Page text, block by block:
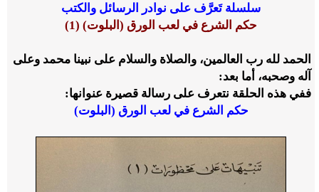
سلسلة تَعرَّف على نوادر الرسائل والكتب
حكم الشرع في لعب الورق (البلوت) (1)
الحمد لله رب العالمين، والصلاة والسلام على نبينا محمد وعلى
آله وصحبه، أما بعد:
ففي هذه الحلقة نتعرف على رسالة قصيرة عنوانها:
حكم الشرع في لعب الورق (البلوت)